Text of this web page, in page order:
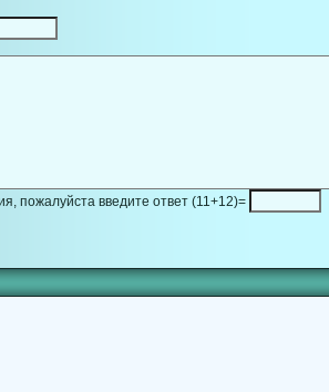
пожалуйста введите ответ (11+12)=